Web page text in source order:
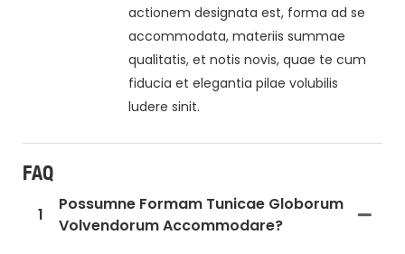
actionem designata est, forma ad se
accommodata, materiis summae
qualitatis, et notis novis, quae te cum
fiducia et elegantia pilae volubilis
ludere sinit.
FAQ
1
Possumne Formam Tunicae Globorum
Volvendorum Accommodare?